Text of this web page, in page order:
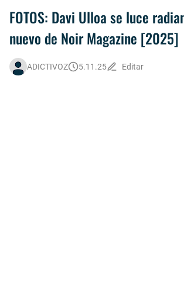
FOTOS: Davi Ulloa se luce
nuevo de Noir Magazine [2025]
ADICTIVOZ 5.11.25 Editar